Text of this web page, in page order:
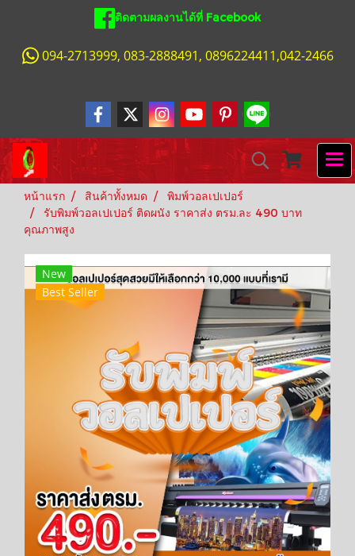
ติดตามผลงานได้ที่ Facebook
094-2713999, 083-2888491, 0896224411,042-2466
หน้าแรก สินค้าทั้งหมด
พิมพ์วอลเปเปอร์
รับพิมพ์วอลเปเปอร์ ติดผนัง ราคาส่ง ตรม.ละ 490 บาท
คุณภาพสูง
New
Best Seller